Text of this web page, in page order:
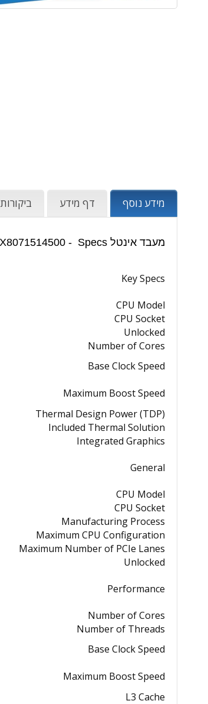
מידע נוסף דף מידע ביקורות
מעבד אינטל Intel Core i5-14500 2.6 GHz 14-Core LGA 1700 Processor BX8071514500 - Specs
Key Specs
CPU Model
CPU Socket
Unlocked
Number of Cores
Base Clock Speed
Maximum Boost Speed
Thermal Design Power (TDP)
Included Thermal Solution
Integrated Graphics
General
CPU Model
CPU Socket
Manufacturing Process
Maximum CPU Configuration
Maximum Number of PCIe Lanes
Unlocked
Performance
Number of Cores
Number of Threads
Base Clock Speed
Maximum Boost Speed
L3 Cache